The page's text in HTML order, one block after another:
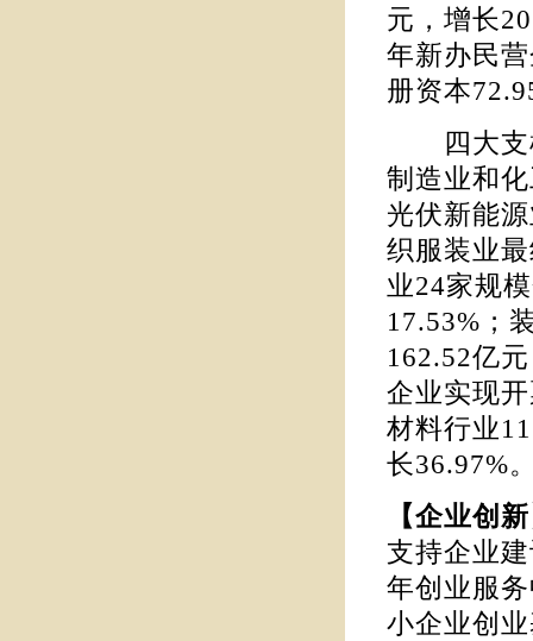
元，增长
年新办民
册资本
四大支柱
制造业和
光伏新能
织服装业
业24家规
17.53%；
162.52亿
企业实现
材料行业
长36.97%
【企业创
支持企业
年创业服
小企业创